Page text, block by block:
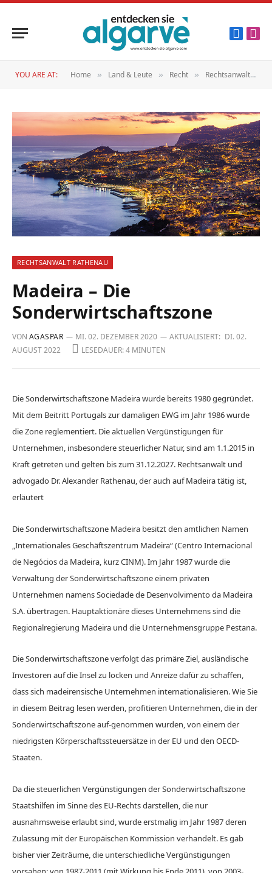
YOU ARE AT: Home » Land & Leute » Recht » Rechtsanwalt Rathenau
RECHTSANWALT RATHENAU
Madeira – Die
Sonderwirtschaftszone
VON AGASPAR MI. 02. DEZEMBER 2020 AKTUALISIERT: DI. 02.
AUGUST 2022
LESEDAUER: 4 MINUTEN
Die Sonderwirtschaftszone Madeira wurde bereits 1980 gegründet.
Mit dem Beitritt Portugals zur damaligen EWG im Jahr 1986 wurde
die Zone reglementiert. Die aktuellen Vergünstigungen für
Unternehmen, insbesondere steuerlicher Natur, sind am 1.1.2015 in
Kraft getreten und gelten bis zum 31.12.2027. Rechtsanwalt und
advogado Dr. Alexander Rathenau, der auch auf Madeira tätig ist,
erläutert
Die Sonderwirtschaftszone Madeira besitzt den amtlichen Namen
„Internationales Geschäftszentrum Madeira“ (Centro Internacional
de Negócios da Madeira, kurz CINM). Im Jahr 1987 wurde die
Verwaltung der Sonderwirtschaftszone einem privaten
Unternehmen namens Sociedade de Desenvolvimento da Madeira
S.A. übertragen. Hauptaktionäre dieses Unternehmens sind die
Regionalregierung Madeira und die Unternehmensgruppe Pestana.
Die Sonderwirtschaftszone verfolgt das primäre Ziel, ausländische
Investoren auf die Insel zu locken und Anreize dafür zu schaffen,
dass sich madeirensische Unternehmen internationalisieren. Wie Sie
in diesem Beitrag lesen werden, profitieren Unternehmen, die in der
Sonderwirtschaftszone auf-genommen wurden, von einem der
niedrigsten Körperschaftssteuersätze in der EU und den OECD-
Staaten.
Da die steuerlichen Vergünstigungen der Sonderwirtschaftszone
Staatshilfen im Sinne des EU-Rechts darstellen, die nur
ausnahmsweise erlaubt sind, wurde erstmalig im Jahr 1987 deren
Zulassung mit der Europäischen Kommission verhandelt. Es gab
bisher vier Zeiträume, die unterschiedliche Vergünstigungen